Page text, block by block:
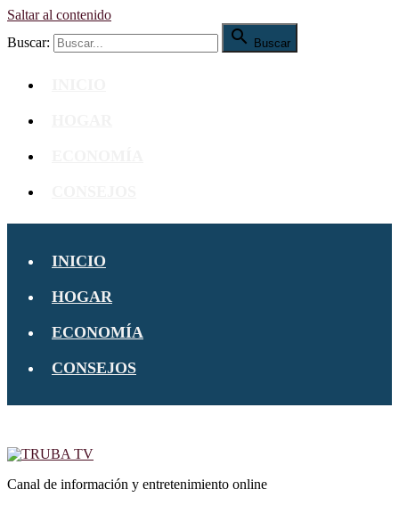
Saltar al contenido
Buscar:
 Buscar
INICIO
HOGAR
ECONOMÍA
CONSEJOS
Canal de información y entretenimiento online